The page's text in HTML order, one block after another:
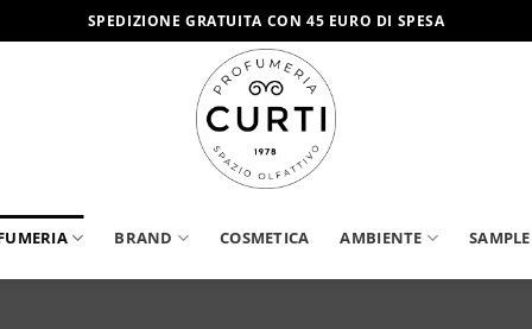
SPEDIZIONE GRATUITA CON 45 EURO DI SPESA
BRAND COSMETICA AMBIENTE